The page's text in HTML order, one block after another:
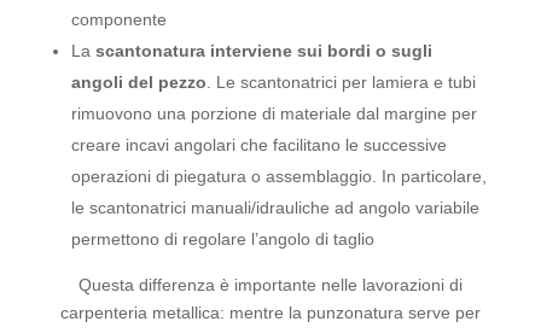
componente
La scantonatura interviene sui bordi o sugli
angoli del pezzo . Le scantonatrici per lamiera e tubi
rimuovono una porzione di materiale dal margine per
creare incavi angolari che facilitano le successive
operazioni di piegatura o assemblaggio. In particolare,
le scantonatrici manuali/idrauliche ad angolo variabile
permettono di regolare l’angolo di taglio
Questa differenza è importante nelle lavorazioni di
carpenteria metallica: mentre la punzonatura serve per